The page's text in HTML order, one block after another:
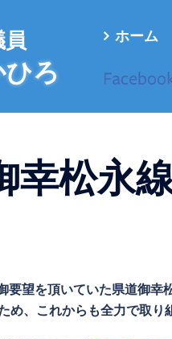
ろ
ホーム
幸松永
要望を頂いていた県道御幸
め、これからも全力で取り